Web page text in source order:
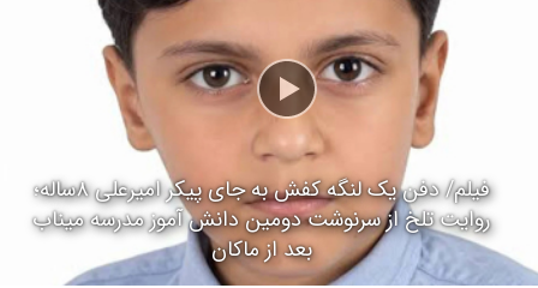
فیلم/ دفن یک لنگه کفش به جای پیکر امیرعلی ۸ساله؛
روایت تلخ از سرنوشت دومین دانش آموز مدرسه میناب
بعد از ماکان